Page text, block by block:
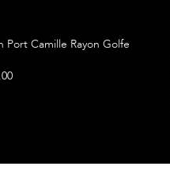
Port Camille Rayon Golfe